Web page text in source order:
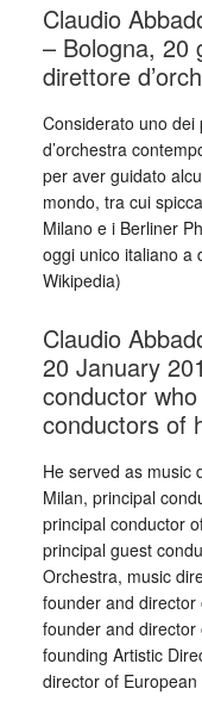
Claudio
– Bologna, 20
direttore
Considerato uno
d’orchestra
per aver guidato
mondo, tra cui
Milano e i Berliner
oggi unico italiano a
Wikipedia)
Claudio
20 January
conductor
conductors of
He served as music
Milan, principal
principal conductor
principal guest
Orchestra, music
founder and
founder and
founding Artistic
director of